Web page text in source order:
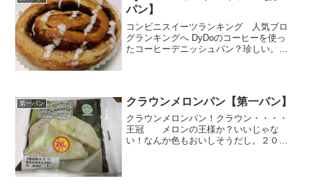
抹茶クリームで、上がホイ...
パン】
コンビニスイーツランキング 人気ブロ
グランキングへ DyDoのコーヒーを使っ
たコーヒーデニッシュパン？珍しい。し
第一パン クラウンメロンパン【第一パン】
クラウンメロンパン！クラウン・・・・
王冠 メロンの王様か？いいじゃな
い！なんか色もおいしそうだし。２０円